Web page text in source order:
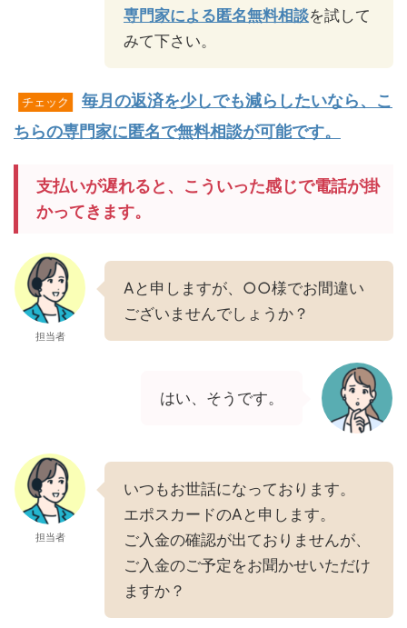
専門家による匿名無料相談を試して
みて下さい。
チェック
毎月の返済を少しでも減らしたいなら、こ
ちらの専門家に匿名で無料相談が可能です。
支払いが遅れると、こういった感じで電話が掛
かってきます。
担当者
Aと申しますが、○○様でお間違い
ございませんでしょうか？
はい、そうです。
担当者
いつもお世話になっております。
エポスカードのAと申します。
ご入金の確認が出ておりませんが、
ご入金のご予定をお聞かせいただけ
ますか？